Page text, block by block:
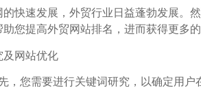
快速发展，外贸行业日益蓬勃发展。
您提高外贸网站排名，进而获得更多的
及网站优化
，您需要进行关键词研究，以确定用